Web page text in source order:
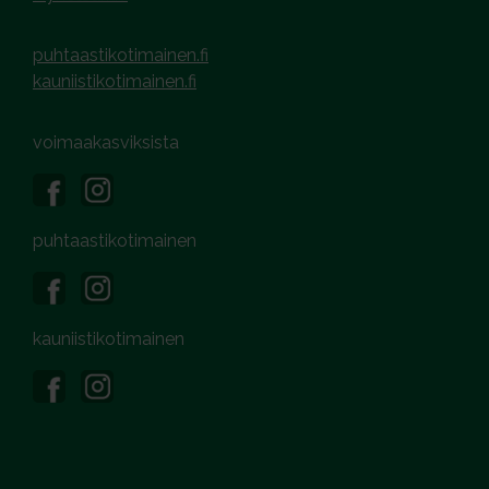
puhtaastikotimainen.fi
kauniistikotimainen.fi
voimaakasviksista
puhtaastikotimainen
kauniistikotimainen